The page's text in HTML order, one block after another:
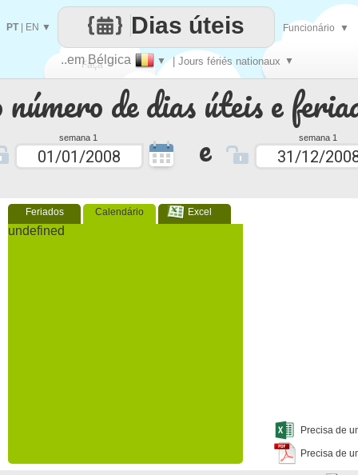
de dias úteis e
semana 1 e semana 1
Feriados Calendário Excel
undefined
Precisa de
Precisa de
Faça
cada
..em Bélgica ▼ | Jours fériés nationaux ▼
Dias úteis
PT| EN ▼ Funcionário ▼